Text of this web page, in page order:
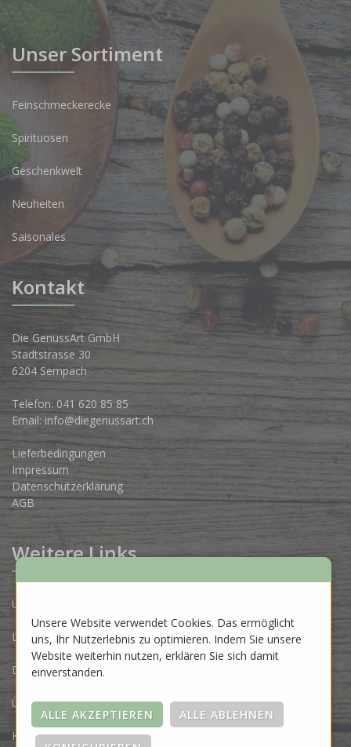
Unser Sortiment
Feinschmeckerecke
Spirituosen
Geschenkwelt
Neuheiten
Saisonales
Kontakt
Die GenussArt GmbH
Stadtstrasse 30
6204 Sempach
Telefon: 041 620 85 85
Email: info@diegenussart.ch
Lieferbedingungen
Impressum
Datenschutzerklärung
AGB
Weitere Links
Unsere Produzenten
Lose Ware Konzept
Dein Eigenlabel
Über uns
Kontakt
Unsere Website verwendet Cookies. Das ermöglicht
uns, Ihr Nutzerlebnis zu optimieren. Indem Sie unsere
Website weiterhin nutzen, erklären Sie sich damit
einverstanden.